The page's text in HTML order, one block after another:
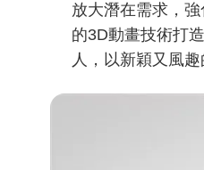
放大潛在需求，
的3D動畫技術打
人，以新穎又風